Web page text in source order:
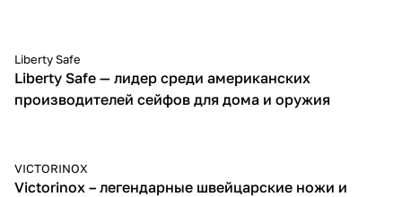
Liberty Safe
Liberty Safe — лидер среди американских
производителей сейфов для дома и оружия
VICTORINOX
Victorinox – легендарные швейцарские ножи и